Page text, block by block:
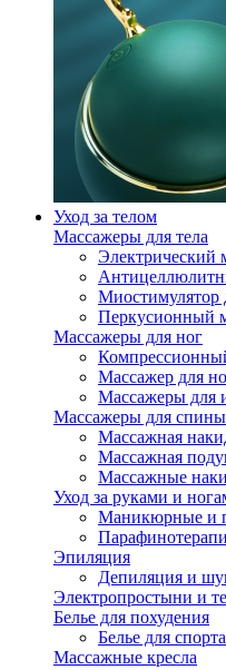
Уход за телом
Массажеры для тела
Электрический
Миостимулятор
Перкусионный
Массажеры для ног
Массажер для
Массажеры для
Массажеры для спины
Массажная
Массажная
Массажные
Уход за руками и
Маникюрные и
Эпиляция
Депиляция и
Электропростыни и
Белье для похудения
Белье для спорта
Массажные кресла